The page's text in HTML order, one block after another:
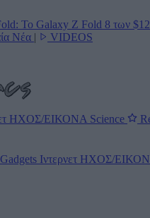
Το Galaxy Z Fold 8 των
Νέα | VIDEOS
ΗΧΟΣ/ΕΙΚΟΝΑ Science
Gadgets Ιντερνετ ΗΧΟΣ/